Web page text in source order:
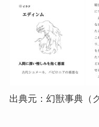
出典元：幻獣事典（